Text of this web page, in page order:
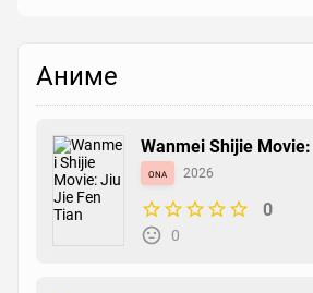
Аниме
Wanmei Shijie
Tian
ona 2026
0
0